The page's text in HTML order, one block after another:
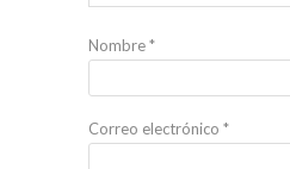
Nombre*
Correo electrónico *